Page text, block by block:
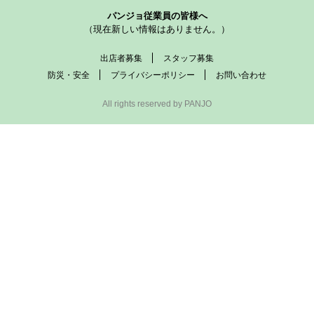
パンジョ従業員の皆様へ
（現在新しい情報はありません。）
出店者募集
スタッフ募集
防災・安全
プライバシーポリシー お問い合わせ
All rights reserved by PANJO